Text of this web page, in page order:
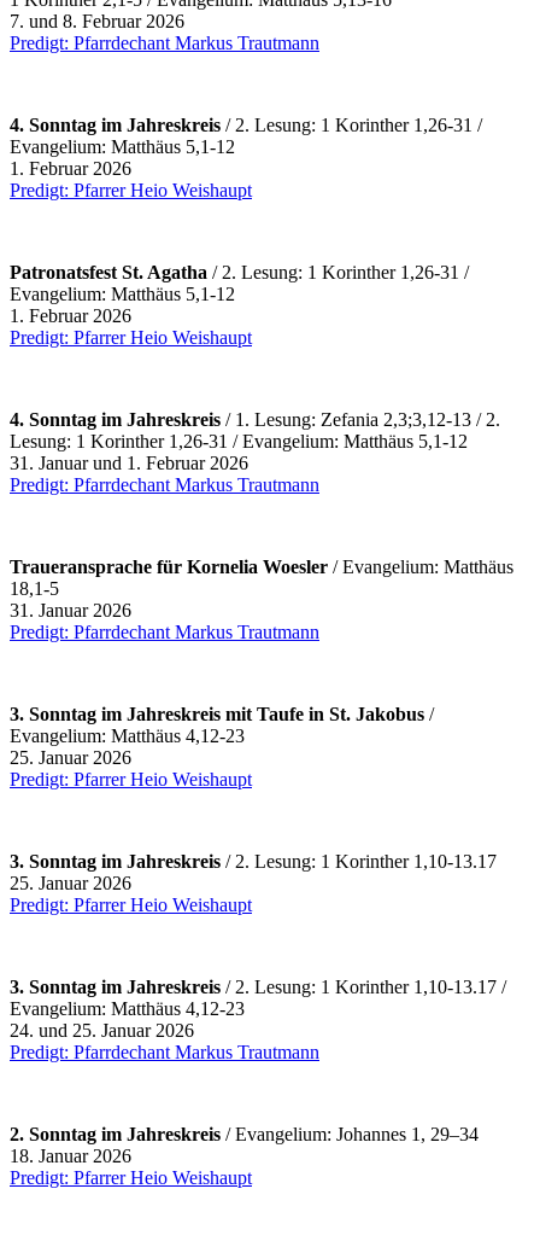
7. und 8. Februar 2026
Predigt: Pfarrdechant Markus Trautmann
4. Sonntag im Jahreskreis / 2. Lesung: 1 Korinther 1,26-31 /
Evangelium: Matthäus 5,1-12
1. Februar 2026
Predigt: Pfarrer Heio Weishaupt
Patronatsfest St. Agatha / 2. Lesung: 1 Korinther 1,26-31 /
Evangelium: Matthäus 5,1-12
1. Februar 2026
Predigt: Pfarrer Heio Weishaupt
4. Sonntag im Jahreskreis / 1. Lesung: Zefania 2,3;3,12-13 / 2.
Lesung: 1 Korinther 1,26-31 / Evangelium: Matthäus 5,1-12
31. Januar und 1. Februar 2026
Predigt: Pfarrdechant Markus Trautmann
Traueransprache für Kornelia Woesler / Evangelium: Matthäus
18,1-5
31. Januar 2026
Predigt: Pfarrdechant Markus Trautmann
3. Sonntag im Jahreskreis mit Taufe in St. Jakobus /
Evangelium: Matthäus 4,12-23
25. Januar 2026
Predigt: Pfarrer Heio Weishaupt
3. Sonntag im Jahreskreis / 2. Lesung: 1 Korinther 1,10-13.17
25. Januar 2026
Predigt: Pfarrer Heio Weishaupt
3. Sonntag im Jahreskreis / 2. Lesung: 1 Korinther 1,10-13.17 /
Evangelium: Matthäus 4,12-23
24. und 25. Januar 2026
Predigt: Pfarrdechant Markus Trautmann
2. Sonntag im Jahreskreis / Evangelium: Johannes 1, 29–34
18. Januar 2026
Predigt: Pfarrer Heio Weishaupt